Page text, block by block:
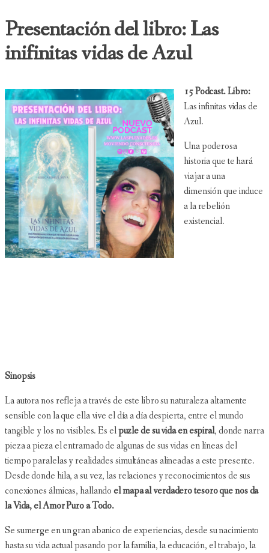
Presentación del libro: Las
inifinitas vidas de Azul
15 Podcast. Libro:
Las infinitas vidas de
Azul.
Una poderosa
historia que te hará
viajar a una
dimensión que induce
a la rebelión
existencial.
Sinopsis
La autora nos refleja a través de este libro su naturaleza altamente
sensible con la que ella vive el día a día despierta, entre el mundo
tangible y los no visibles. Es elpuzle de su vida en espiral, donde narra
pieza a pieza el entramado de algunas de sus vidas en líneas del
tiempo paralelas y realidades simultáneas alineadas a este presente.
Desde donde hila, a su vez, las relaciones y reconocimientos de sus
conexiones álmicas, hallandoel mapa al verdadero tesoro que nos da
la Vida, el Amor Puro a Todo.
Se sumerge en un gran abanico de experiencias, desde su nacimiento
hasta su vida actual pasando por la familia, la educación, el trabajo, la